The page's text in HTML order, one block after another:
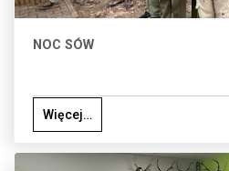
NOC SÓW
Więcej…